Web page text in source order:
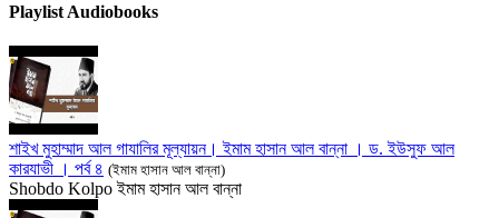
Playlist Audiobooks
শাইখ মুহাম্মাদ আল গাযালির মূল্যায়ন। ইমাম হাসান আল বান্না । ড. ইউসুফ আল
কারযাভী । পর্ব ৪ (ইমাম হাসান আল বান্না)
Shobdo Kolpo ইমাম হাসান আল বান্না